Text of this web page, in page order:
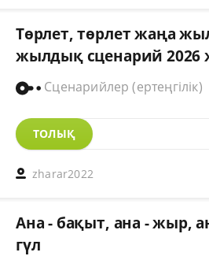
Төрлет, төрлет жаңа
жылдық сценарий 2026
Сценарийлер (ертеңгілік)
ТОЛЫҚ
zharar2022
Ана - бақыт, ана - жыр,
гүл